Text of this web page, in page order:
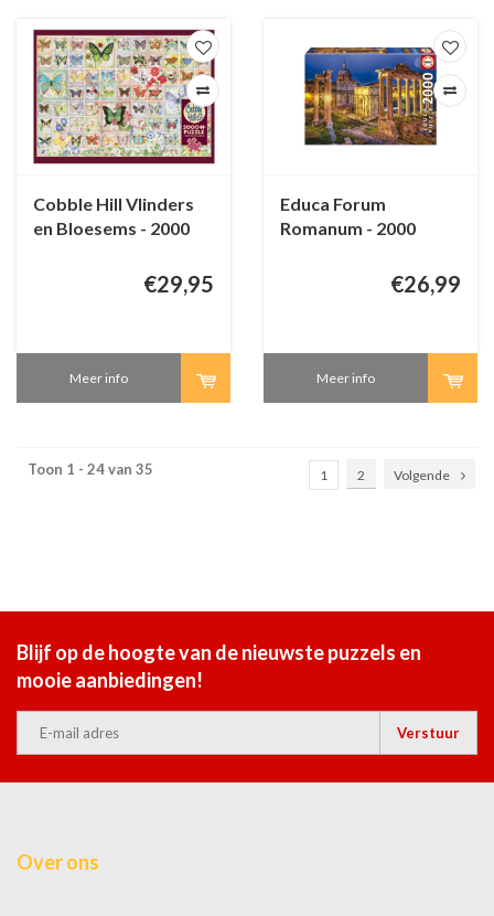
Cobble Hill Vlinders
en Bloesems - 2000
€29,95
Meer info
Educa Forum
Romanum - 2000
€26,99
Meer info
Toon 1 - 24 van 35 1 2 Volgende
Blijf op de hoogte van de nieuwste puzzels en
mooie aanbiedingen!
Verstuur
Over ons